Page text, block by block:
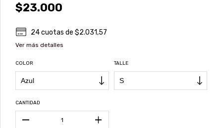
$23.000
24cuotas de$2.031,57
Ver más detalles
COLOR TALLE
CANTIDAD